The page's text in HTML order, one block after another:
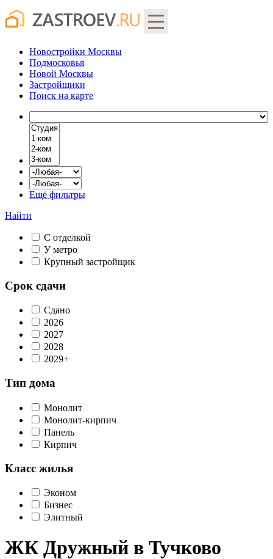
Новостройки Москвы
Подмосковья
Новой Москвы
Застройщики
Поиск на карте
Ещё фильтры
Найти
С отделкой
У метро
Крупный застройщик
Срок сдачи
Сдано
2026
2027
2028
2029+
Тип дома
Монолит
Монолит-кирпич
Панель
Кирпич
Класс жилья
Эконом
Бизнес
Элитный
ЖК Дружный в Тучково